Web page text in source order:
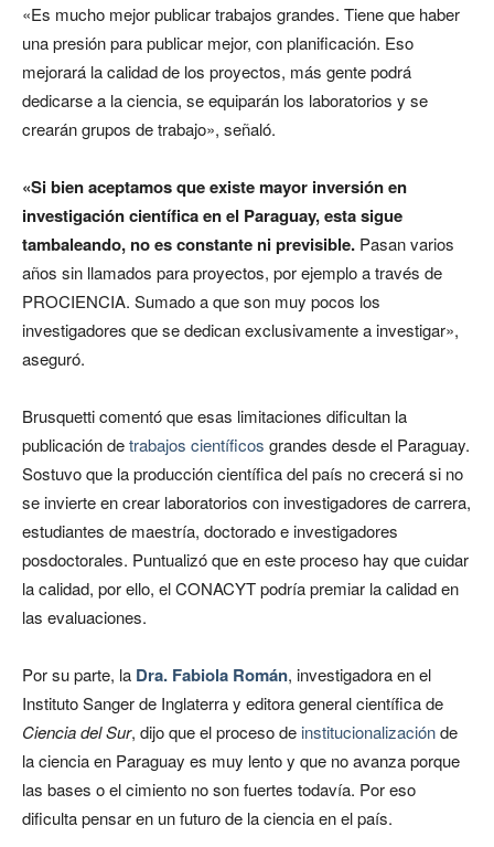
«Es mucho mejor publicar trabajos grandes. Tiene que haber
una presión para publicar mejor, con planificación. Eso
mejorará la calidad de los proyectos, más gente podrá
dedicarse a la ciencia, se equiparán los laboratorios y se
crearán grupos de trabajo», señaló.
«Si bien aceptamos que existe mayor inversión en
investigación científica en el Paraguay, esta sigue
tambaleando, no es constante ni previsible. Pasan varios
años sin llamados para proyectos, por ejemplo a través de
PROCIENCIA. Sumado a que son muy pocos los
investigadores que se dedican exclusivamente a investigar»,
aseguró.
Brusquetti comentó que esas limitaciones dificultan la
publicación detrabajos científicos grandes desde el Paraguay.
Sostuvo que la producción científica del país no crecerá si no
se invierte en crear laboratorios con investigadores de carrera,
estudiantes de maestría, doctorado e investigadores
posdoctorales. Puntualizó que en este proceso hay que cuidar
la calidad, por ello, el CONACYT podría premiar la calidad en
las evaluaciones.
Por su parte, la Dra. Fabiola Román, investigadora en el
Instituto Sanger de Inglaterra y editora general científica de
Ciencia del Sur, dijo que el proceso de institucionalizaciónde
la ciencia en Paraguay es muy lento y que no avanza porque
las bases o el cimiento no son fuertes todavía. Por eso
dificulta pensar en un futuro de la ciencia en el país.